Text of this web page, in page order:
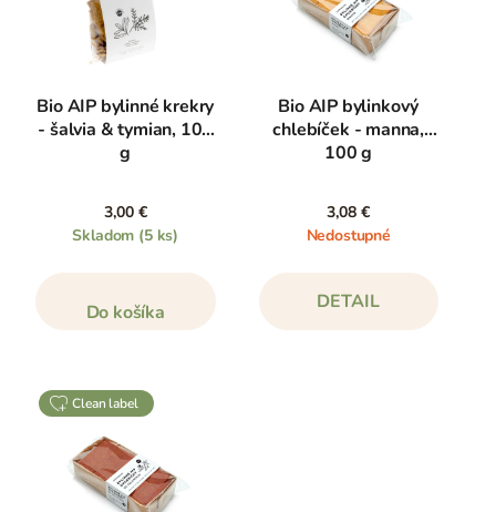
Bio AIP bylinné krekry
- šalvia & tymian, 100
g
3,00 €
Skladom (5 ks)
Do košíka
Bio AIP bylinkový
chlebíček - manna,
100 g
3,08 €
Nedostupné
DETAIL
clean label